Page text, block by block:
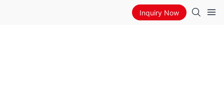
Inquiry Now